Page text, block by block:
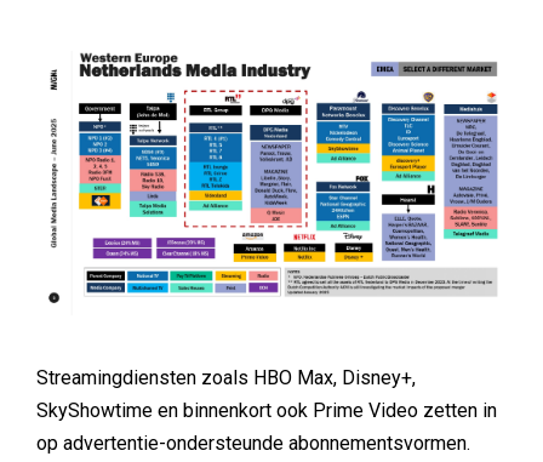
Streamingdiensten zoals HBO Max, Disney+,
SkyShowtime en binnenkort ook Prime Video zetten in
op advertentie-ondersteunde abonnementsvormen.